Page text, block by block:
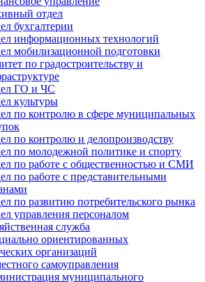
отдел
бухгалтерии
информационных технологий
мобилизационной подготовки
по градостроительству и
ГО и ЧС
культуры
по контролю в сфере муниципальных
по контролю и делопроизводству
по молодежной политике и спорту
по работе с общественностью и СМИ
по работе с представительными
по развитию потребительского рынка
управления персоналом
служба
ориентированных
организаций
самоуправления
муниципального